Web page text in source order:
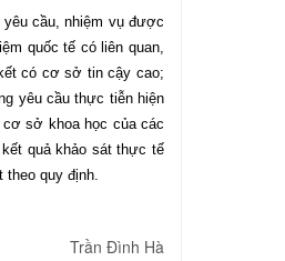
yêu cầu, nhiệm vụ được
quốc tế có liên quan,
có cơ sở tin cậy cao;
yêu cầu thực tiễn hiện
cơ sở khoa học của các
quả khảo sát thực tế
theo quy định.
Trần Đình Hà